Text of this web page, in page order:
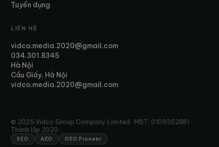
Tuyển dụng
LIÊN HỆ
vidco.media.2020@gmail.com
034.301.8345
Hà Nội
Cầu Giấy, Hà Nội
vidco.media.2020@gmail.com
© 2025 Vidco Group Company Limited · MST: 0109352881 ·
Thành lập 2020
SEO AEO GEO Pioneer